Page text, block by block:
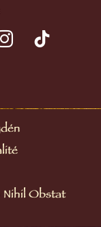
Nihil Obstat